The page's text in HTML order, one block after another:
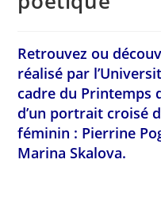
Retrouvez ou
réalisé par
cadre du Printemps
d’un portrait croisé
féminin : Pierrine
Marina Skalova.